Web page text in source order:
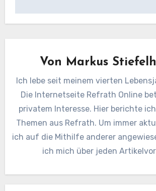
Von Markus
Ich lebe seit meinem vierten
Die Internetseite Refrath Online
privatem Interesse. Hier berichte
Themen aus Refrath. Um immer
ich auf die Mithilfe anderer
ich mich über jeden